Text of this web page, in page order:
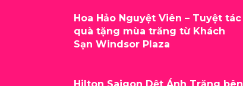
Hoa Hảo Nguyệt Viên – Tuyệt tác
quà tặng mùa trăng từ Khách
Sạn Windsor Plaza